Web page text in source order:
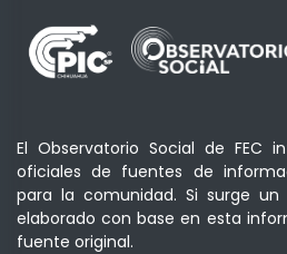
El Observatorio Social de FEC
oficiales de fuentes de
para la comunidad. Si surge
elaborado con base en esta
fuente original.